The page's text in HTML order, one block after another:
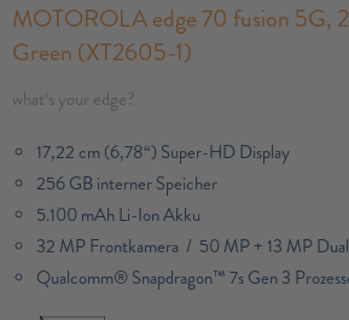
MOTOROLA edge 70 fusion 5G,
Green (XT2605-1)
what‘s your edge?
17,22 cm (6,78“) Super-HD Display
256 GB interner Speicher
5.100 mAh Li-Ion Akku
32 MP Frontkamera / 50 MP + 13 MP
Qualcomm® Snapdragon™ 7s Gen 3